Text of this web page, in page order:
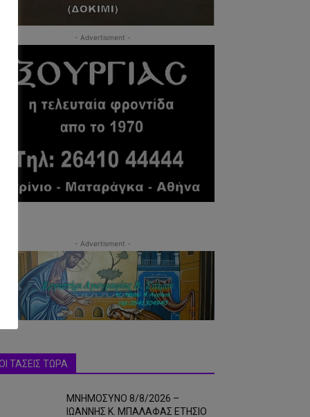
- Advertisment -
- Advertisment -
ΤΑΣΕΙΣ ΤΩΡΑ
ΜΝΗΜΟΣΥΝΟ 8/8/2026 –
ΙΩΑΝΝΗΣ Κ. ΜΠΑΛΑΦΑΣ ΕΤΗΣΙΟ